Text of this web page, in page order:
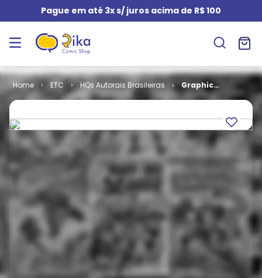
Pague em até 3x s/ juros acima de R$ 100
ETC HQs Autorais Brasileiras
Graphic
Dealer # 2 - O
Sertão